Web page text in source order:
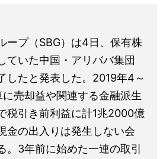
ープ（SBG）は4日、保有株
ていた中国・アリババ集団
したと発表した。2019年4～
売却益や関連する金融派生
税引き前利益に計1兆2000億
金の出入りは発生しない会
。3年前に始めた一連の取引